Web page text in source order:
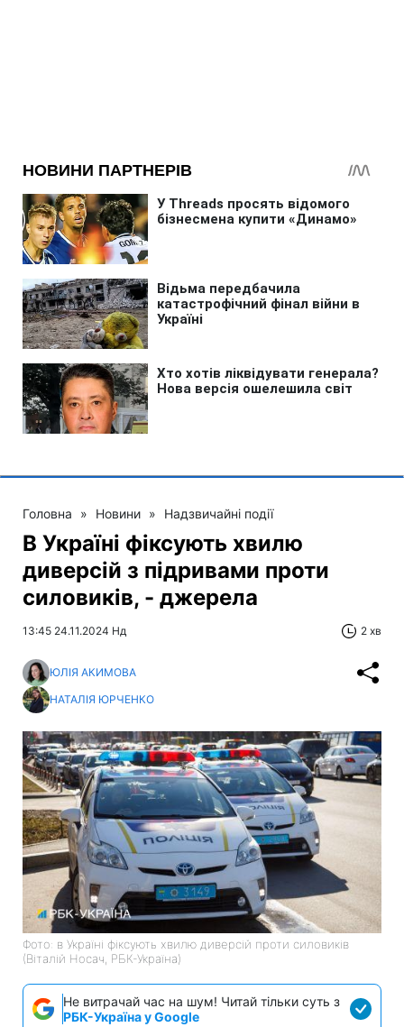
Головна » Новини » Надзвичайні події
В Україні фіксують хвилю
диверсій з підривами проти
силовиків, - джерела
13:45 24.11.2024 Нд 2 хв
ЮЛІЯ АКИМОВА
НАТАЛІЯ ЮРЧЕНКО
Фото: в Україні фіксують хвилю диверсій проти силовиків
(Віталій Носач, РБК-Україна)
Не витрачай час на шум! Читай тільки суть з
РБК-Україна у Google